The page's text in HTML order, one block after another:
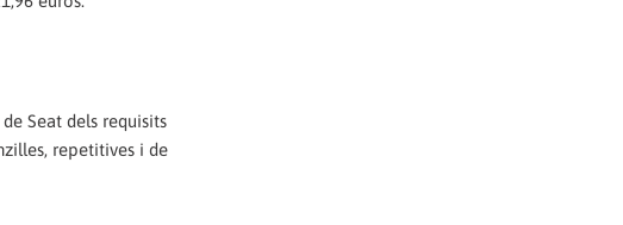
Seat dels requisits
repetitives i de